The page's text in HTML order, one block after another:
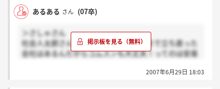
あるある さん (07卒)
＞さしゃさん
社会人太郎さんが言ってるように、今まで立ち直った
会社はあるんだからコムスンも大丈夫！ってのは安易
主事業の拡大ができないような会社のどこにそんな望
2007年6月29日 18:03